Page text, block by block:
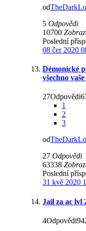
od
5 Odpovědi
10700
Poslední
08 čer 2020
Démonické
všechno
1
2
3
od
27 Odpovědi
63338
Poslední
31 kvě 2020
Jail za ac lvl